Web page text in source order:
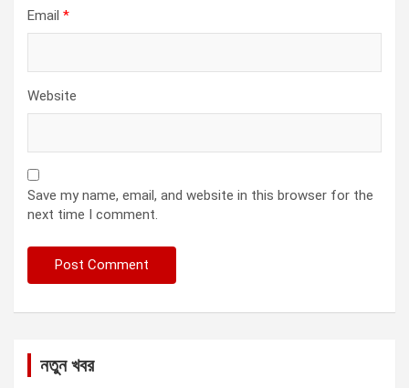
Email *
Website
Save my name, email, and website in this browser for the
next time I comment.
নতুন খবর